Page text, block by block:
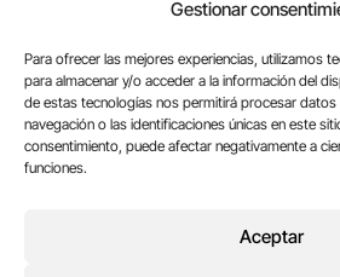
Gestionar
Para ofrecer las mejores experiencias, utilizamos
para almacenar y/o acceder a la información del
de estas tecnologías nos permitirá procesar
navegación o las identificaciones únicas en este
consentimiento, puede afectar negativamente a
funciones.
Aceptar
Dirección
C/ Greses Nº12 (Bajo) 46020
Valencia, España
Términos legales